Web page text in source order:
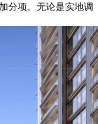
分项。无论是实地调